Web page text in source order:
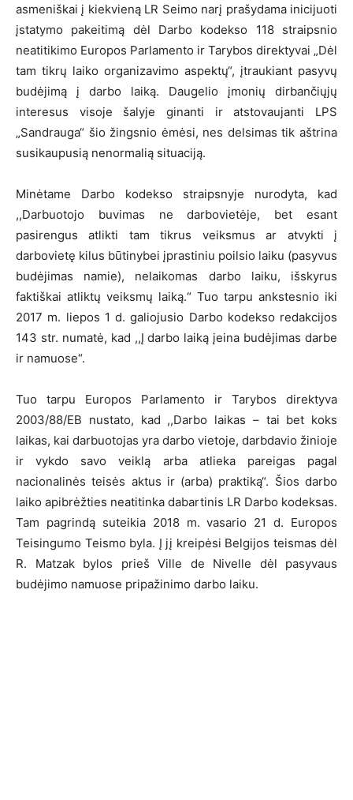
asmeniškai į kiekvieną LR Seimo narį prašydama inicijuoti
įstatymo pakeitimą dėl Darbo kodekso 118 straipsnio
neatitikimo Europos Parlamento ir Tarybos direktyvai „Dėl
tam tikrų laiko organizavimo aspektų“, įtraukiant pasyvų
budėjimą į darbo laiką. Daugelio įmonių dirbančiųjų
interesus visoje šalyje ginanti ir atstovaujanti LPS
„Sandrauga“ šio žingsnio ėmėsi, nes delsimas tik aštrina
susikaupusią nenormalią situaciją.
Minėtame Darbo kodekso straipsnyje nurodyta, kad
,,Darbuotojo buvimas ne darbovietėje, bet esant
pasirengus atlikti tam tikrus veiksmus ar atvykti į
darbovietę kilus būtinybei įprastiniu poilsio laiku (pasyvus
budėjimas namie), nelaikomas darbo laiku, išskyrus
faktiškai atliktų veiksmų laiką.“ Tuo tarpu ankstesnio iki
2017 m. liepos 1 d. galiojusio Darbo kodekso redakcijos
143 str. numatė, kad ,,Į darbo laiką įeina budėjimas darbe
ir namuose“.
Tuo tarpu Europos Parlamento ir Tarybos direktyva
2003/88/EB nustato, kad ,,Darbo laikas – tai bet koks
laikas, kai darbuotojas yra darbo vietoje, darbdavio žinioje
ir vykdo savo veiklą arba atlieka pareigas pagal
nacionalinės teisės aktus ir (arba) praktiką“. Šios darbo
laiko apibrėžties neatitinka dabartinis LR Darbo kodeksas.
Tam pagrindą suteikia 2018 m. vasario 21 d. Europos
Teisingumo Teismo byla. Į jį kreipėsi Belgijos teismas dėl
R. Matzak bylos prieš Ville de Nivelle dėl pasyvaus
budėjimo namuose pripažinimo darbo laiku.